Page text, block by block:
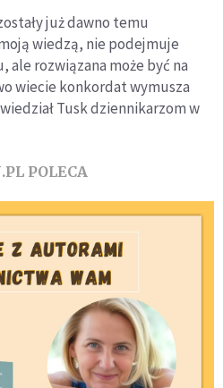
już dawno temu
wiedzą, nie podejmuje
ale rozwiązana może być na
wiecie konkordat wymusza
Tusk dziennikarzom w
POLECA